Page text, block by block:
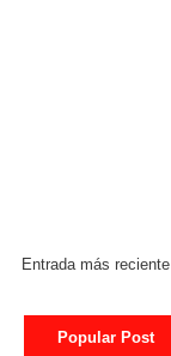
Entrada más reciente
Popular Post